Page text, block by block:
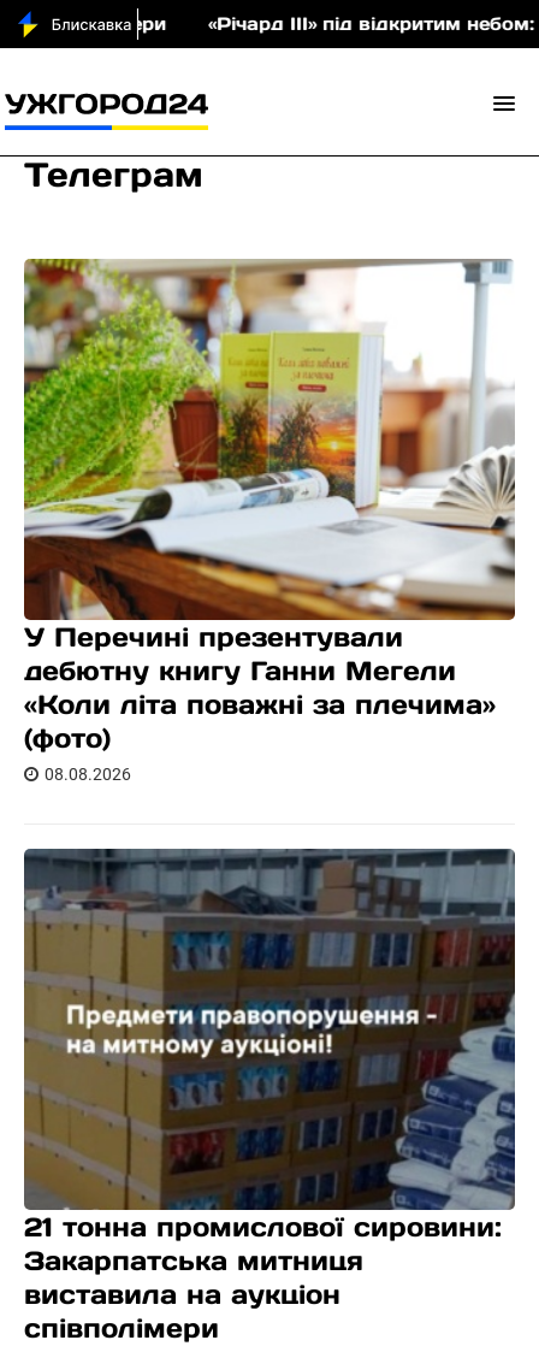
«Річард ІІІ» під відкритим небом: у
Телеграм
У Перечині презентували
дебютну книгу Ганни Мегели
«Коли літа поважні за плечима»
(фото)
08.08.2026
21 тонна промислової сировини:
Закарпатська митниця
виставила на аукціон
співполімери